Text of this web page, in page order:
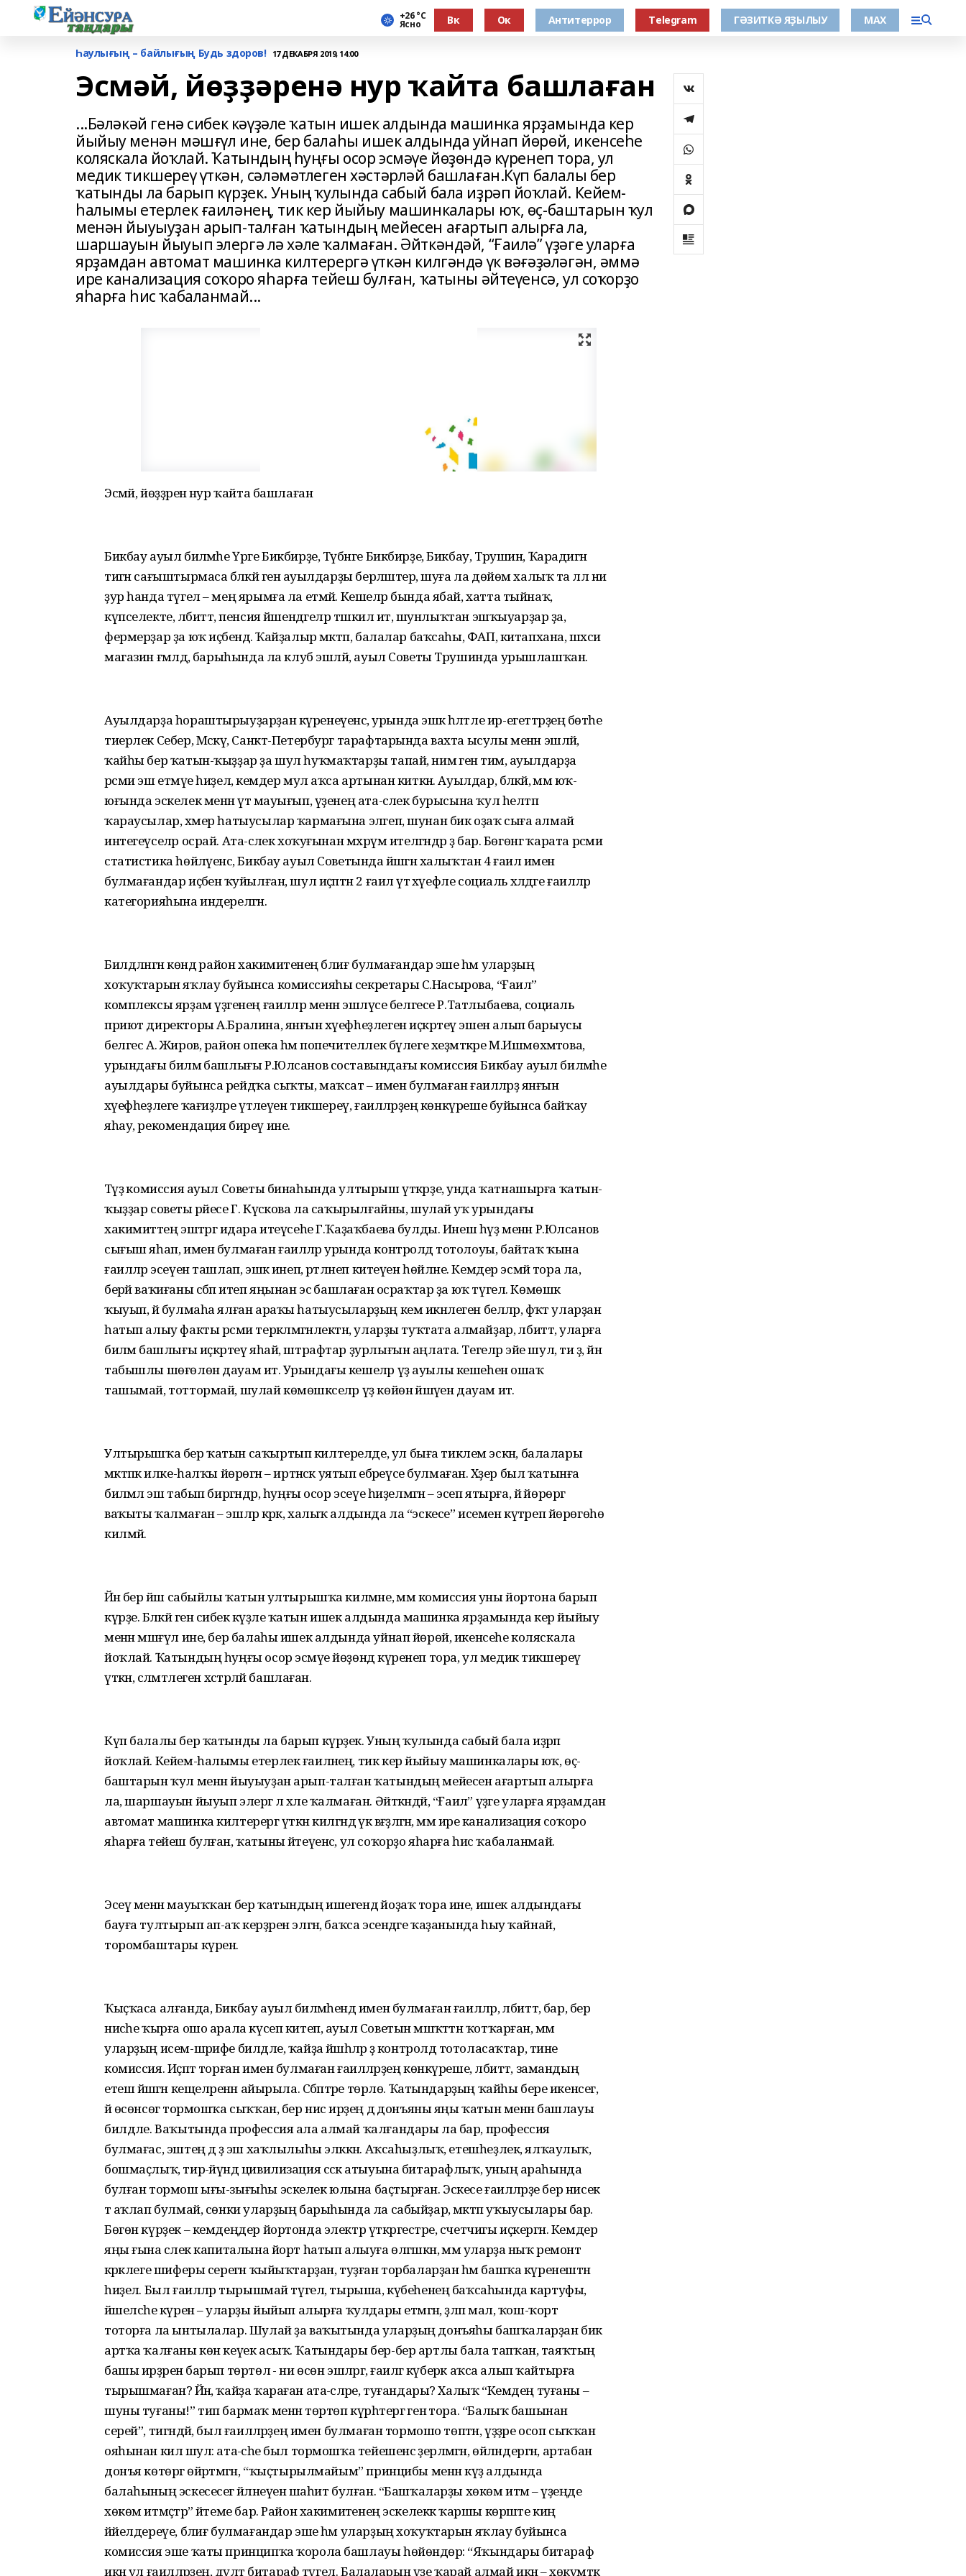
+26 °С
Ясно Вк Ок Антитеррор Тelegram ГӘЗИТКӘ ЯҘЫЛЫУ МАХ
Һаулығың – байлығың Будь здоров! 17 ДЕКАБРЯ 2019, 14:00
Эсмәй, йөҙҙәренә нур ҡайта башлаған
...Бәләкәй генә сибек кәүҙәле ҡатын ишек алдында машинка ярҙамында кер
йыйыу менән мәшғүл ине, бер балаһы ишек алдында уйнап йөрөй, икенсеһе
коляскала йоҡлай. Ҡатындың һуңғы осор эсмәүе йөҙөндә күренеп тора, ул
медик тикшереү үткән, сәләмәтлеген хәстәрләй башлаған.Күп балалы бер
ҡатынды ла барып күрҙек. Уның ҡулында сабый бала иҙрәп йоҡлай. Кейем-
һалымы етерлек ғаиләнең, тик кер йыйыу машинкалары юҡ, өҫ-баштарын ҡул
менән йыуыуҙан арып-талған ҡатындың мейесен ағартып алырға ла,
шаршауын йыуып элергә лә хәле ҡалмаған. Әйткәндәй, “Ғаилә” үҙәге уларға
ярҙамдан автомат машинка килтерергә үткән килгәндә үк вәғәҙәләгән, әммә
ире канализация соҡоро яһарға тейеш булған, ҡатыны әйтеүенсә, ул соҡорҙо
яһарға һис ҡабаланмай...
Эсмәй, йөҙҙәренә нур ҡайта башлаған
Бикбау ауыл биләмәһе Үрге Бикбирҙе, Түбәнге Бикбирҙе, Бикбау, Трушин, Ҡарадигән
тигән сағыштырмаса бәләкәй генә ауылдарҙы берләштерә, шуға ла дөйөм халыҡ та әллә ни
ҙур һанда түгел – мең ярымға ла етмәй. Кешеләр бында ябай, хатта тыйнаҡ,
күпселекте, әлбиттә, пенсия йәшендәгеләр тәшкил итә, шунлыҡтан эшҡыуарҙар ҙа,
фермерҙар ҙа юҡ иҫәбендә. Ҡайҙалыр мәктәп, балалар баҡсаһы, ФАП, китапхана, шәхси
магазин ғәмәлдә, барыһында ла клуб эшләй, ауыл Советы Трушинда урышлашҡан.
Ауылдарҙа һораштырыуҙарҙан күренеүенсә, урында эшкә һәләтле ир-егеттәрҙең бөтәһе
тиерлек Себер, Мәскәү, Санкт-Петербург тарафтарында вахта ысулы менән эшләй,
ҡайһы бер ҡатын-ҡыҙҙар ҙа шул һуҡмаҡтарҙы тапай, нимә генә тимә, ауылдарҙа
рәсми эш етмәүе һиҙелә, кемдер мул аҡса артынан киткән. Ауылдар, бәләкәй, әммә юҡ-
юғында эскелек менән үтә мауығып, үҙенең ата-әсәлек бурысына ҡул һелтәп
ҡараусылар, хәмер һатыусылар ҡармағына эләгеп, шунан бик оҙаҡ сыға алмай
интегеүселәр осрай. Ата-әсәлек хоҡуғынан мәхрүм ителгәндәр ҙә бар. Бөгөнгә ҡарата рәсми
статистика һөйләүенсә, Бикбау ауыл Советында йәшәгән халыҡтан 4 ғаилә имен
булмағандар иҫәбенә ҡуйылған, шул иҫәптән 2 ғаилә үтә хәүефле социаль хәлдәге ғаиләләр
категорияһына индерелгән.
Билдәләнгән көндә район хакимиәтенең бәлиғ булмағандар эше һәм уларҙың
хоҡуҡтарын яҡлау буйынса комиссияһы секретары С.Насырова, “Ғаилә”
комплексы ярҙам үҙәгенең ғаиләләр менән эшләүсе белгесе Р.Татлыбаева, социаль
приют директоры А.Бралина, янғын хәүефһеҙлеген иҫкәртеү эшен алып барыусы
белгес А. Жиров, район опека һәм попечителлек бүлеге хеҙмәткәре М.Ишмөхәмәтова,
урындағы биләмә башлығы Р.Юлсанов составындағы комиссия Бикбау ауыл биләмәһе
ауылдары буйынса рейдҡа сыҡты, маҡсат – имен булмаған ғаиләләрҙә янғын
хәүефһеҙлеге ҡағиҙәләре үтәлеүен тикшереү, ғаиләләрҙең көнкүреше буйынса байҡау
яһау, рекомендация биреү ине.
Тәүҙә комиссия ауыл Советы бинаһында ултырыш үткәрҙе, унда ҡатнашырға ҡатын-
ҡыҙҙар советы рәйесе Г. Күсәкова ла саҡырылғайны, шулай уҡ урындағы
хакимиәттең эштәргә идара итеүсеһе Г.Ҡаҙаҡбаева булды. Инеш һүҙ менән Р.Юлсанов
сығыш яһап, имен булмаған ғаиләләр урында контролдә тотолоуы, байтаҡ ҡына
ғаиләләр эсеүен ташлап, эшкә инеп, рәтләнеп китеүен һөйләне. Кемдер эсмәй тора ла,
берәй ваҡиғаны сәбәп итеп яңынан эсә башлаған осраҡтар ҙа юҡ түгел. Көмөшкә
ҡыуып, йә булмаһа ялған араҡы һатыусыларҙың кем икәнлеген беләләр, фәҡәт уларҙан
һатып алыу факты рәсми теркәлмәгәнлектән, уларҙы туҡтата алмайҙар, әлбиттә, уларға
биләмә башлығы иҫкәртеү яһай, штрафтар ҙурлығын аңлата. Тегеләр эйе шул, ти ҙә, йәнә
табышлы шөғөлөн дауам итә. Урындағы кешеләр үҙ ауылы кешеһенә ошаҡ
ташымай, тоттормай, шулай көмөшкәселәр үҙ көйөнә йәшәүен дауам итә.
Ултырышҡа бер ҡатын саҡыртып килтерелде, ул быға тиклем эскән, балалары
мәктәпкә илке-һалҡы йөрөгән – иртәнсәк уятып ебәреүсе булмаған. Хәҙер был ҡатынға
биләмәлә эш табып биргәндәр, һуңғы осор эсеүе һиҙелмәгән – эсеп ятырға, йә йөрөргә
ваҡыты ҡалмаған – эшләр кәрәк, халыҡ алдында ла “эскесе” исемен күтәреп йөрөгөһө
килмәй.
Йәнә бер йәш сабыйлы ҡатын ултырышҡа килмәне, әммә комиссия уны йортона барып
күрҙе. Бәләкәй генә сибек кәүҙәле ҡатын ишек алдында машинка ярҙамында кер йыйыу
менән мәшғүл ине, бер балаһы ишек алдында уйнап йөрөй, икенсеһе коляскала
йоҡлай. Ҡатындың һуңғы осор эсмәүе йөҙөндә күренеп тора, ул медик тикшереү
үткән, сәләмәтлеген хәстәрләй башлаған.
Күп балалы бер ҡатынды ла барып күрҙек. Уның ҡулында сабый бала иҙрәп
йоҡлай. Кейем-һалымы етерлек ғаиләнең, тик кер йыйыу машинкалары юҡ, өҫ-
баштарын ҡул менән йыуыуҙан арып-талған ҡатындың мейесен ағартып алырға
ла, шаршауын йыуып элергә лә хәле ҡалмаған. Әйткәндәй, “Ғаилә” үҙәге уларға ярҙамдан
автомат машинка килтерергә үткән килгәндә үк вәғәҙәләгән, әммә ире канализация соҡоро
яһарға тейеш булған, ҡатыны әйтеүенсә, ул соҡорҙо яһарға һис ҡабаланмай.
Эсеү менән мауыҡҡан бер ҡатындың ишегендә йоҙаҡ тора ине, ишек алдындағы
бауға тултырып ап-аҡ керҙәрен элгән, баҡса эсендәге ҡаҙанында һыу ҡайнай,
торомбаштары күренә.
Ҡыҫҡаса алғанда, Бикбау ауыл биләмәһендә имен булмаған ғаиләләр, әлбиттә, бар, бер
нисәһе ҡырға ошо арала күсеп китеп, ауыл Советын мәшәҡәттән ҡотҡарған, әммә
уларҙың исем-шәрифе билдәле, ҡайҙа йәшәһәләр ҙә контролдә тотоласаҡтар, тине
комиссия. Иҫәптә торған имен булмаған ғаиләләрҙең көнкүреше, әлбиттә, замандың
етеш йәшәгән кещеләренән айырыла. Сәбәптәре төрлө. Ҡатындарҙың ҡайһы бере икенсегә,
йә өсөнсөгә тормошҡа сыҡҡан, бер нисә ирҙең дә донъяны яңы ҡатын менән башлауы
билдәле. Ваҡытында профессия ала алмай ҡалғандары ла бар, профессия
булмағас, эштең дә әҙ эш хаҡлылыһы эләккән. Аҡсаһыҙлыҡ, етешһеҙлек, ялҡаулыҡ,
бошмаҫлыҡ, тирә-йүндә цивилизация сәскә атыуына битарафлыҡ, уның араһында
булған тормош ығы-зығыһы эскелек юлына баҫтырған. Эскесе ғаиләләрҙе бер нисек
тә аҡлап булмай, сөнки уларҙың барыһында ла сабыйҙар, мәктәп уҡыусылары бар.
Бөгөн күрҙек – кемдеңдер йортонда электр үткәргестәре, счетчигы иҫкергән. Кемдер
яңы ғына әсәлек капиталына йорт һатып алыуға өлгәшкән, әммә уларҙа ныҡ ремонт
кәрәклеге шиферы серегән ҡыйыҡтарҙан, туҙған торбаларҙан һәм башҡа күренештән
һиҙелә. Был ғаиләләр тырышмай түгел, тырыша, күбеһенең баҡсаһында картуфы,
йәшелсәһе күренә – уларҙы йыйып алырға ҡулдары етмәгән, әҙләп мал, ҡош-ҡорт
тоторға ла ынтылалар. Шулай ҙа ваҡытында уларҙың донъяһы башҡаларҙан бик
артҡа ҡалғаны көн кеүек асыҡ. Ҡатындары бер-бер артлы бала тапҡан, таяҡтың
башы ирҙәренә барып төртөлә - ни өсөн эшләргә, ғаиләгә күберәк аҡса алып ҡайтырға
тырышмаған? Йәнә, ҡайҙа ҡараған ата-әсәләре, туғандары? Халыҡ “Кемдең туғаны –
шуны туғаны!” тип бармаҡ менән төртөп күрһәтергә генә тора. “Балыҡ башынан
серей”, тигәндәй, был ғаиләләрҙең имен булмаған тормошо төптән, үҙҙәре осоп сыҡҡан
ояһынан килә шул: ата-әсәһе был тормошҡа тейешенсә әҙерләмәгән, өйләндергән, артабан
донъя көтөргә өйрәтмәгән, “ҡыҫтырылмайым” принцибы менән күҙ алдында
балаһының эскесесегә әйләнеүенә шаһит булған. “Башҡаларҙы хөкөм итмә – үҙеңде
хөкөм итмәҫтәр” әйтеме бар. Район хакимиәтенең эскелеккә ҡаршы көрәште киң
йәйелдереүе, бәлиғ булмағандар эше һәм уларҙың хоҡуҡтарын яҡлау буйынса
комиссия эше ҡаты принципҡа ҡорола башлауы һөйөндөрә: “Яҡындары битараф
икән ул ғаиләләрҙең, дәүләт битараф түгел. Балаларын үҙе ҡарай алмай икән – хөкүмәткә